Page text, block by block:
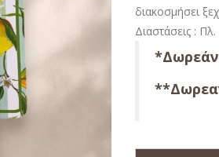
διακοσμήσει
Διαστάσεις :
*Δωρεάν